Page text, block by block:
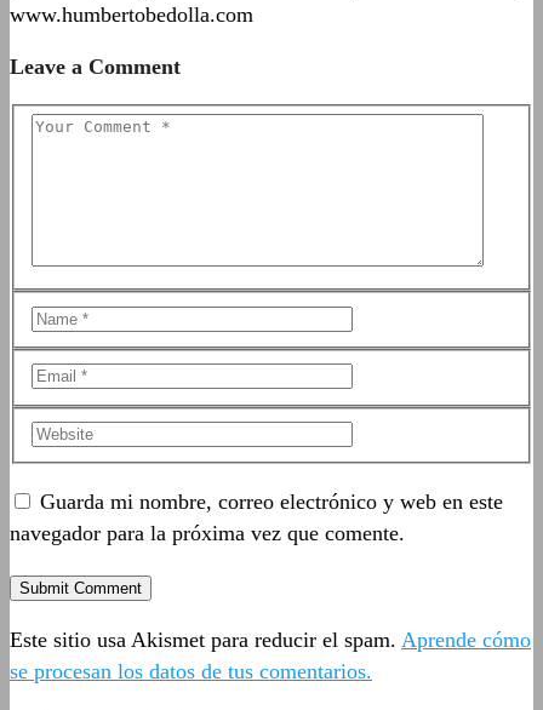
www.humbertobedolla.com
Leave a Comment
Guarda mi nombre, correo electrónico y web en este
navegador para la próxima vez que comente.
Este sitio usa Akismet para reducir el spam. Aprende cómo
se procesan los datos de tus comentarios.